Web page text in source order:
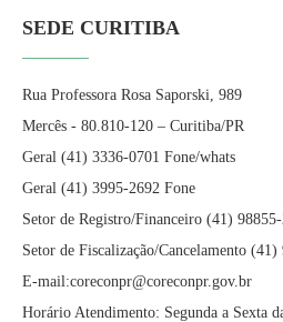
SEDE CURITIBA
Rua Professora Rosa Saporski, 989
Mercês - 80.810-120 – Curitiba/PR
Geral (41) 3336-0701 Fone/whats
Geral (41) 3995-2692 Fone
Setor de Registro/Financeiro (41)
Setor de Fiscalização/Cancelamento
E-mail:coreconpr@coreconpr.gov.br
Horário Atendimento: Segunda a Sexta